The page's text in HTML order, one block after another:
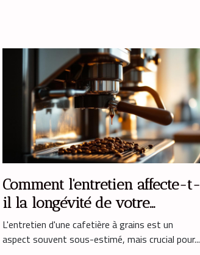
Comment l'entretien affecte-t-
il la longévité de votre
cafetière à grains ?
L'entretien d'une cafetière à grains est un
aspect souvent sous-estimé, mais crucial pour...